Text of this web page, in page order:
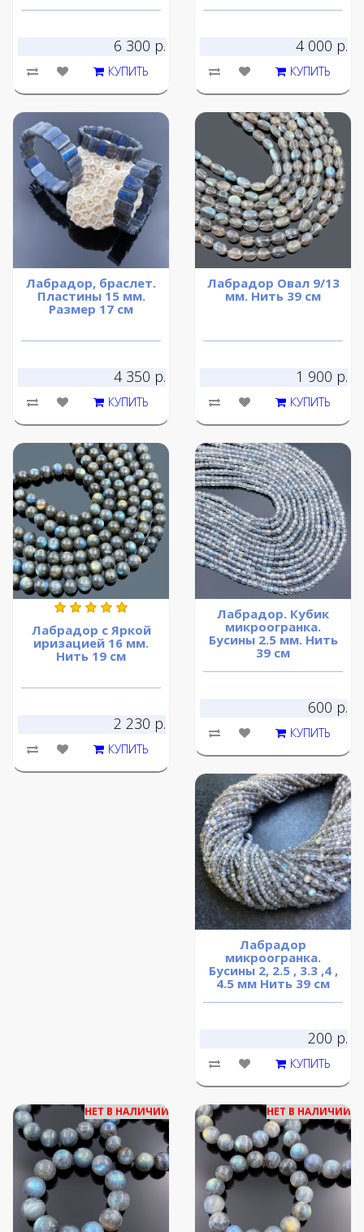
6 300 р.
КУПИТЬ
4 000 р.
КУПИТЬ
Лабрадор, браслет.
Пластины 15 мм.
Размер 17 см
4 350 р.
КУПИТЬ
Лабрадор Овал 9/13
мм. Нить 39 см
1 900 р.
КУПИТЬ
Лабрадор с Яркой
иризацией 16 мм.
Нить 19 см
2 230 р.
КУПИТЬ
Лабрадор. Кубик
микроогранка.
Бусины 2.5 мм. Нить
39 см
600 р.
КУПИТЬ
Лабрадор
микроогранка.
Бусины 2, 2.5 , 3.3 ,4 ,
4.5 мм Нить 39 см
200 р.
КУПИТЬ
НЕТ В НАЛИЧИИ НЕТ В НАЛИЧИИ